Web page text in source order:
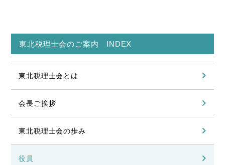
東北税理士会のご案内 INDEX
東北税理士会とは
会長ご挨拶
東北税理士会の歩み
役員